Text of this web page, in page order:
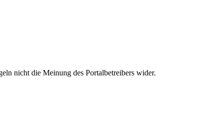
nicht die Meinung des Portalbetreibers wider.